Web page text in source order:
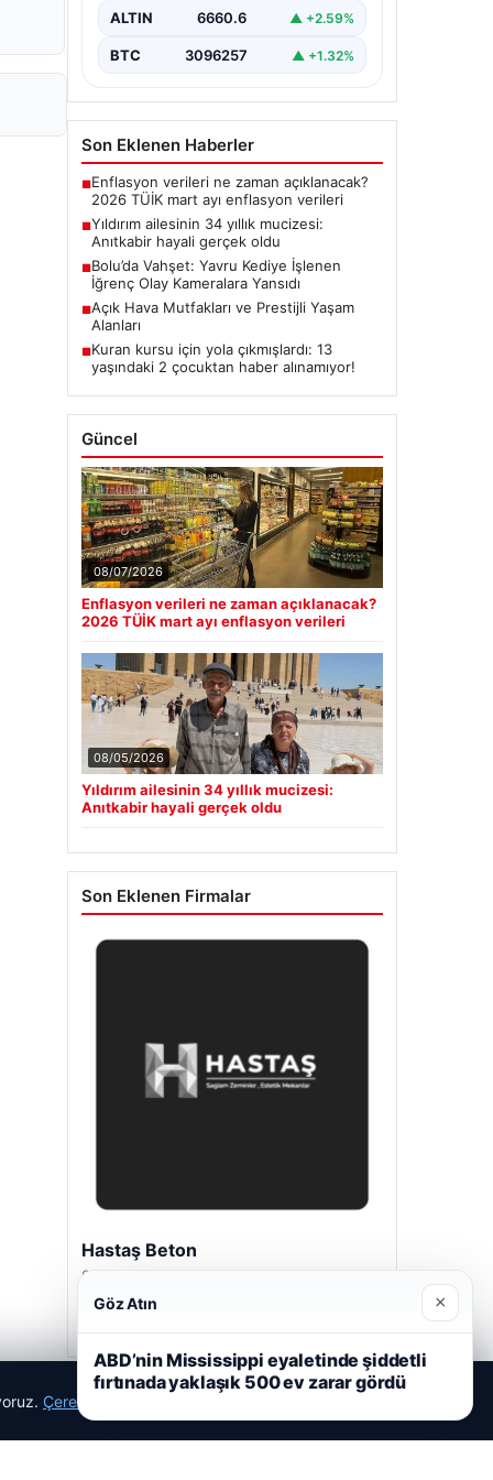
ALTIN 6660.6 ▲ +2.59%
BTC 3096257 ▲ +1.32%
Son Eklenen Haberler
■Enflasyon verileri ne zaman açıklanacak?
2026 TÜİK mart ayı enflasyon verileri
■Yıldırım ailesinin 34 yıllık mucizesi:
Anıtkabir hayali gerçek oldu
■Bolu’da Vahşet: Yavru Kediye İşlenen
İğrenç Olay Kameralara Yansıdı
■Açık Hava Mutfakları ve Prestijli Yaşam
Alanları
■Kuran kursu için yola çıkmışlardı: 13
yaşındaki 2 çocuktan haber alınamıyor!
Güncel
08/07/2026
Enflasyon verileri ne zaman açıklanacak?
2026 TÜİK mart ayı enflasyon verileri
08/05/2026
Yıldırım ailesinin 34 yıllık mucizesi:
Anıtkabir hayali gerçek oldu
Son Eklenen Firmalar
Hastaş Beton
05/26/2026
Çerez Politikamız
Göz Atın ×
ABD’nin Mississippi eyaletinde şiddetli
fırtınada yaklaşık 500 ev zarar gördü